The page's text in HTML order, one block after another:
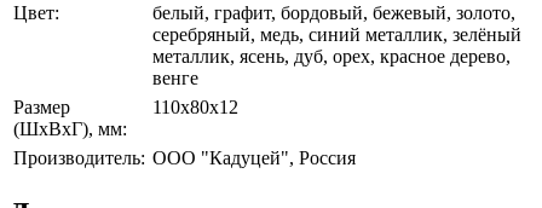
Цвет:
белый, графит, бордовый, бежевый, золото,
серебряный, медь, синий металлик, зелёный
металлик, ясень, дуб, орех, красное дерево,
венге
Размер
(ШхВхГ), мм:
110х80х12
Производитель: ООО "Кадуцей", Россия